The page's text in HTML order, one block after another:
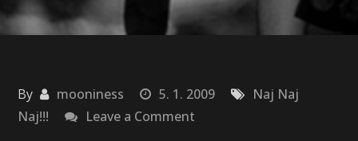
By mooniness 5. 1. 2009
Naj Naj
Naj!!!
Leave a Comment